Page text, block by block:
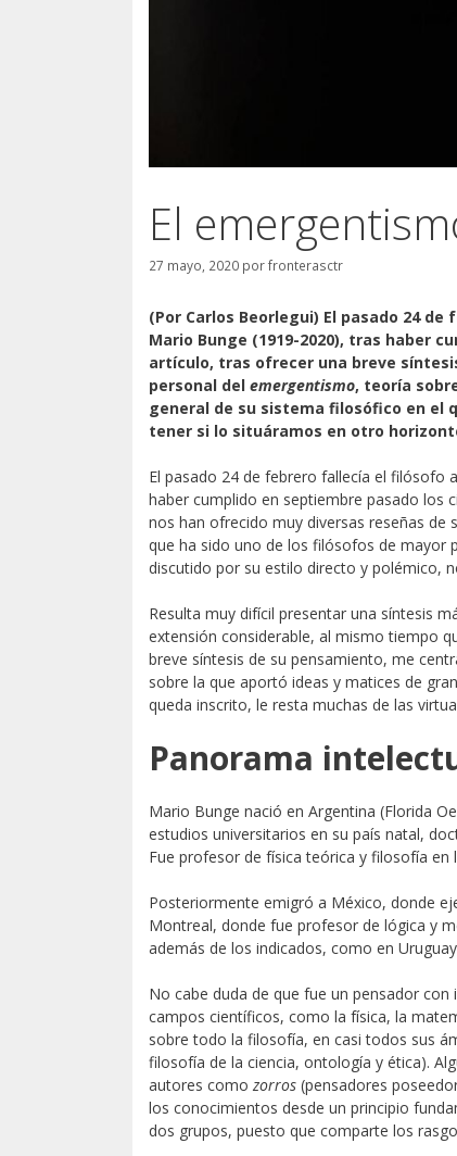
El
27 mayo, 2020 porfronterasctr
(Por Carlos Beorlegui) El pasado 24
Mario Bunge (1919-2020), tras haber
artículo, tras ofrecer una breve
personal del emergentismo, teoría
general de su sistema filosófico en el
tener si lo situáramos en otro
El pasado 24 de febrero fallecía el filósofo
haber cumplido en septiembre pasado los
nos han ofrecido muy diversas reseñas de
que ha sido uno de los filósofos de mayor
discutido por su estilo directo y polémico,
Resulta muy difícil presentar una síntesis
extensión considerable, al mismo tiempo
breve síntesis de su pensamiento, me
sobre la que aportó ideas y matices de
queda inscrito, le resta muchas de las
Panorama
Mario Bunge nació en Argentina (Florida
estudios universitarios en su país natal,
Fue profesor de física teórica y filosofía en
Posteriormente emigró a México, donde
Montreal, donde fue profesor de lógica y
además de los indicados, como en
No cabe duda de que fue un pensador
campos científicos, como la física, la
sobre todo la filosofía, en casi todos sus
filosofía de la ciencia, ontología y ética).
autores como zorros (pensadores
los conocimientos desde un principio
dos grupos, puesto que comparte los